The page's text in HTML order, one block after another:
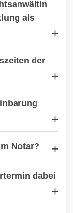
als
der
Notar?
dabei